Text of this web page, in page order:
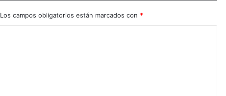
Los campos obligatorios están marcados con *